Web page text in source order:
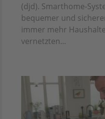
(djd). Smarthome-
bequemer und
immer mehr
vernetzten...